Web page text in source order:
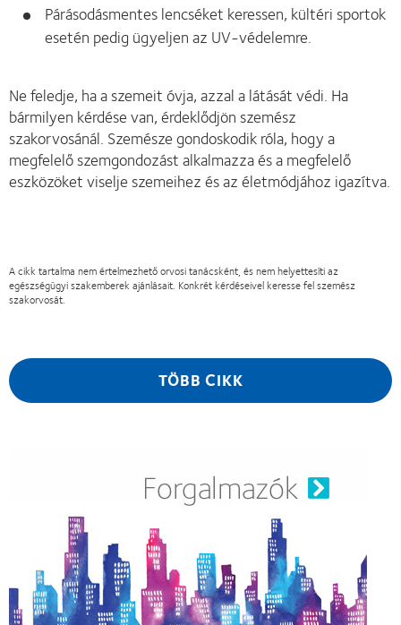
Párásodásmentes lencséket keressen, kültéri sportok
esetén pedig ügyeljen az UV-védelemre.
Ne feledje, ha a szemeit óvja, azzal a látását védi. Ha
bármilyen kérdése van, érdeklődjön szemész
szakorvosánál. Szemésze gondoskodik róla, hogy a
megfelelő szemgondozást alkalmazza és a megfelelő
eszközöket viselje szemeihez és az életmódjához igazítva.
A cikk tartalma nem értelmezhető orvosi tanácsként, és nem helyettesíti az
egészségügyi szakemberek ajánlásait. Konkrét kérdéseivel keresse fel szemész
szakorvosát.
TÖBB CIKK